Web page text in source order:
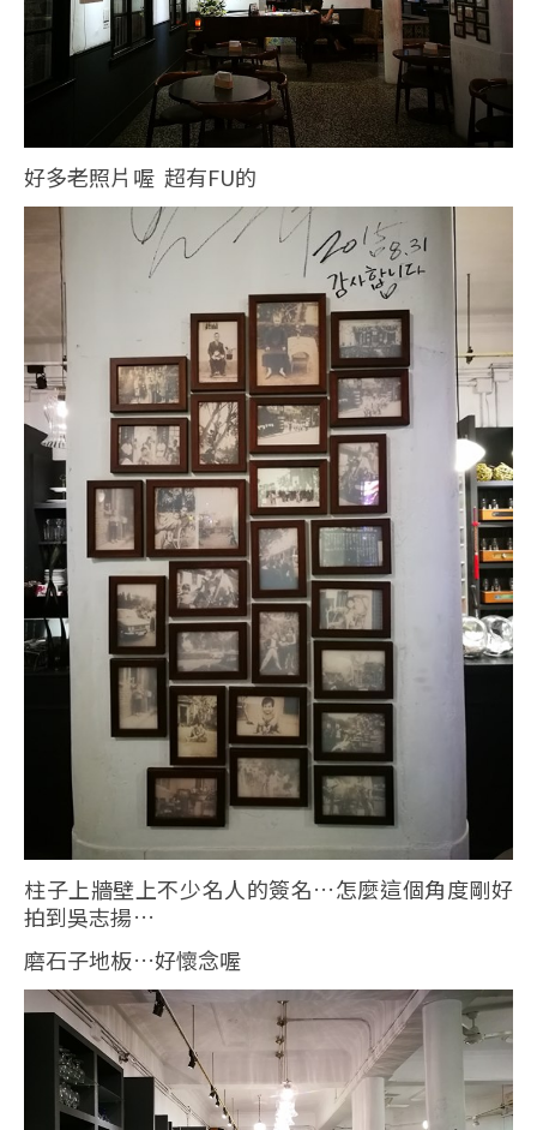
好多老照片喔 超有FU的
柱子上牆壁上不少名人的簽名…怎麼這個角度剛好
拍到吳志揚…
磨石子地板…好懷念喔